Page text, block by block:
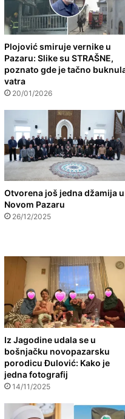
Plojović smiruje vernike u
Pazaru: Slike su STRAŠNE,
poznato gde je tačno
vatra
20/01/2026
Otvorena još jedna džamija u
Novom Pazaru
26/12/2025
Iz Jagodine udala se u
bošnjačku novopazarsku
porodicu Đulović: Kako je
jedna fotografij
14/11/2025